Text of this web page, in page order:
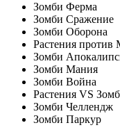
Зомби Ферма
Зомби Сражение
Зомби Оборона
Растения против
Зомби
Зомби Мания
Зомби Война
Растения VS
Зомби Челлендж
Зомби Паркур